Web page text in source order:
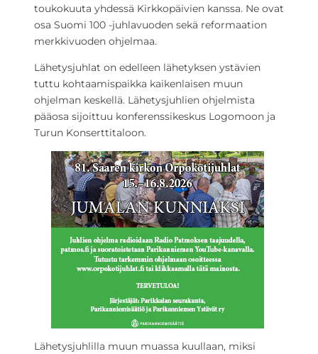
toukokuuta yhdessä Kirkkopäivien kanssa. Ne ovat
osa Suomi 100 -juhlavuoden sekä reformaation
merkkivuoden ohjelmaa.
Lähetysjuhlat on edelleen lähetyksen ystävien
tuttu kohtaamispaikka kaikenlaisen muun
ohjelman keskellä. Lähetysjuhlien ohjelmista
pääosa sijoittuu konferenssikeskus Logomoon ja
Turun Konserttitaloon.
Lähetysjuhlilla muun muassa kuullaan, miksi